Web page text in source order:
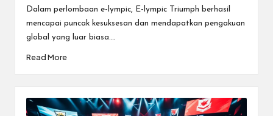
Dalam perlombaan e-lympic, E-lympic Triumph berhasil
mencapai puncak kesuksesan dan mendapatkan pengakuan
global yang luar biasa.…
Read More